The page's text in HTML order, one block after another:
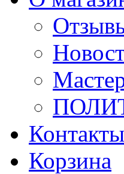
Контакты
Корзина